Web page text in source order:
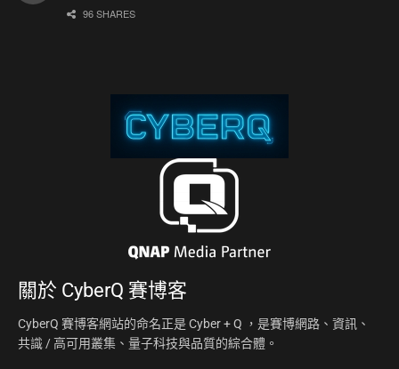
96 SHARES
關於 CyberQ 賽博客
CyberQ 賽博客網站的命名正是 Cyber + Q ，是賽博網路、資訊、
共識 / 高可用叢集、量子科技與品質的綜合體。